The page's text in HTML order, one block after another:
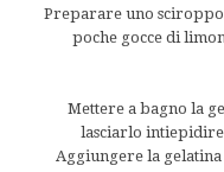
Preparare uno sciroppo
poche gocce di
Mettere a bagno la
lasciarlo
Aggiungere la